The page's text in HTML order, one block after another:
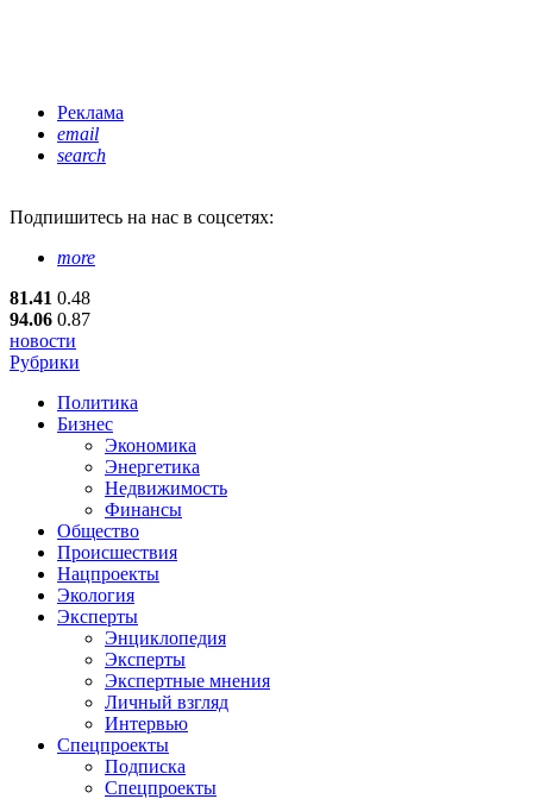
Реклама
email
search
Подпишитесь на нас в соцсетях:
more
81.41 0.48
94.06 0.87
новости
Рубрики
Политика
Бизнес
Экономика
Энергетика
Недвижимость
Финансы
Общество
Происшествия
Нацпроекты
Экология
Эксперты
Энциклопедия
Эксперты
Экспертные мнения
Личный взгляд
Интервью
Спецпроекты
Подписка
Спецпроекты